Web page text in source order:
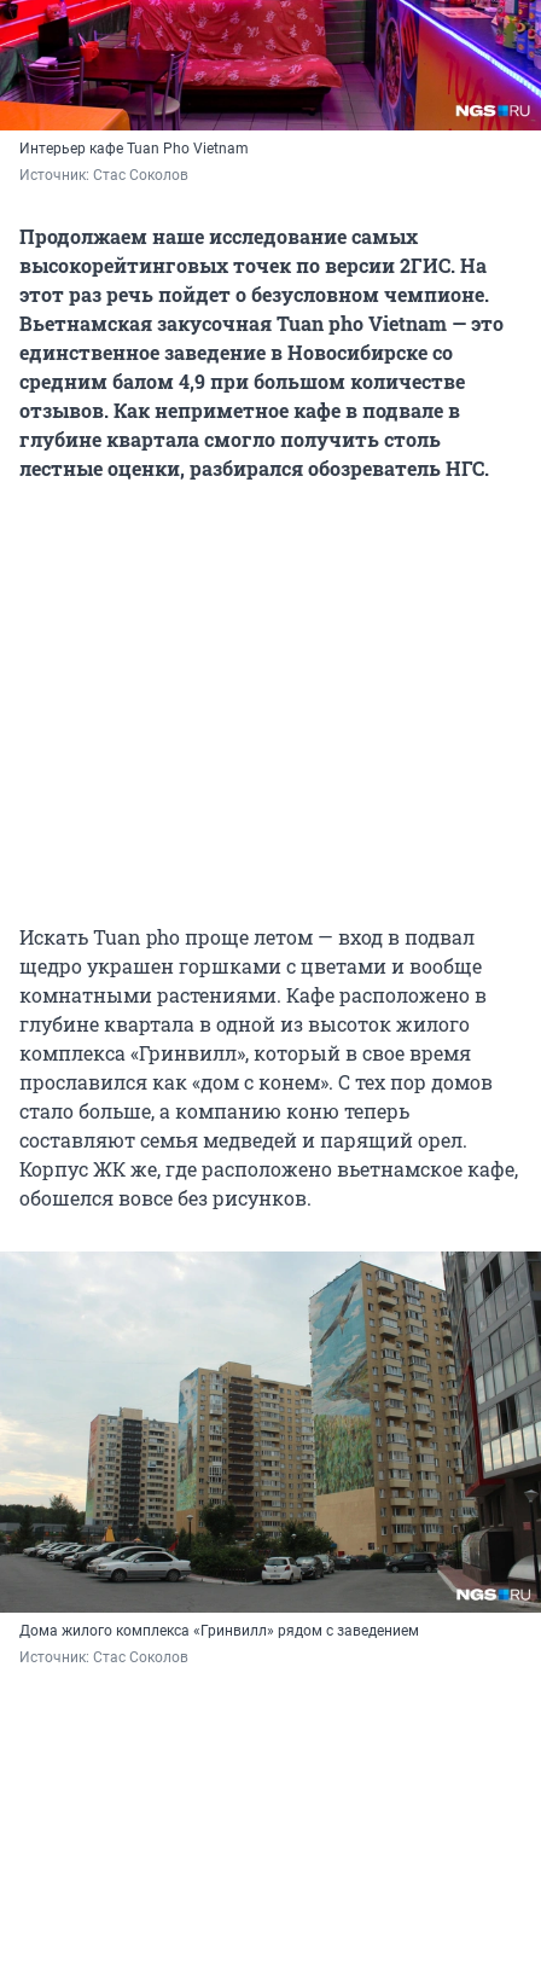
Интерьер кафе Tuan Pho Vietnam
Источник: Стас Соколов
Продолжаем наше исследование самых
высокорейтинговых точек по версии 2ГИС. На
этот раз речь пойдет о безусловном чемпионе.
Вьетнамская закусочнаяTuan pho Vietnam — это
единственное заведение в Новосибирске со
средним балом 4,9 при большом количестве
отзывов. Как неприметное кафе в подвале в
глубине квартала смогло получить столь
лестные оценки, разбирался обозреватель НГС.
Искать Tuan pho проще летом — вход в подвал
щедро украшен горшками с цветами и вообще
комнатными растениями. Кафе расположено в
глубине квартала в одной из высоток жилого
комплекса «Гринвилл», который в свое время
прославился как «дом с конем». С тех пор домов
стало больше, а компанию коню теперь
составляют семья медведей и парящий орел.
Корпус ЖК же, где расположено вьетнамское кафе,
обошелся вовсе без рисунков.
Дома жилого комплекса «Гринвилл» рядом с заведением
Источник: Стас Соколов